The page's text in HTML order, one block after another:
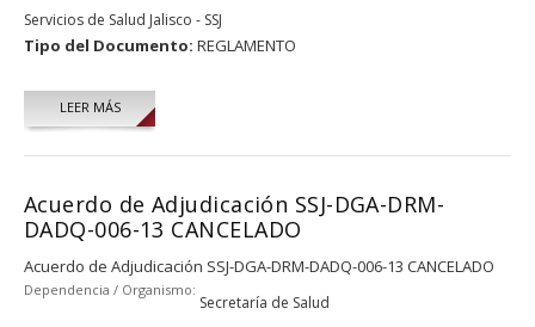
Servicios de Salud Jalisco - SSJ
Tipo del Documento: REGLAMENTO
LEER MÁS
Acuerdo de Adjudicación SSJ-DGA-DRM-
DADQ-006-13 CANCELADO
Acuerdo de Adjudicación SSJ-DGA-DRM-DADQ-006-13 CANCELADO
Dependencia / Organismo:
Secretaría de Salud